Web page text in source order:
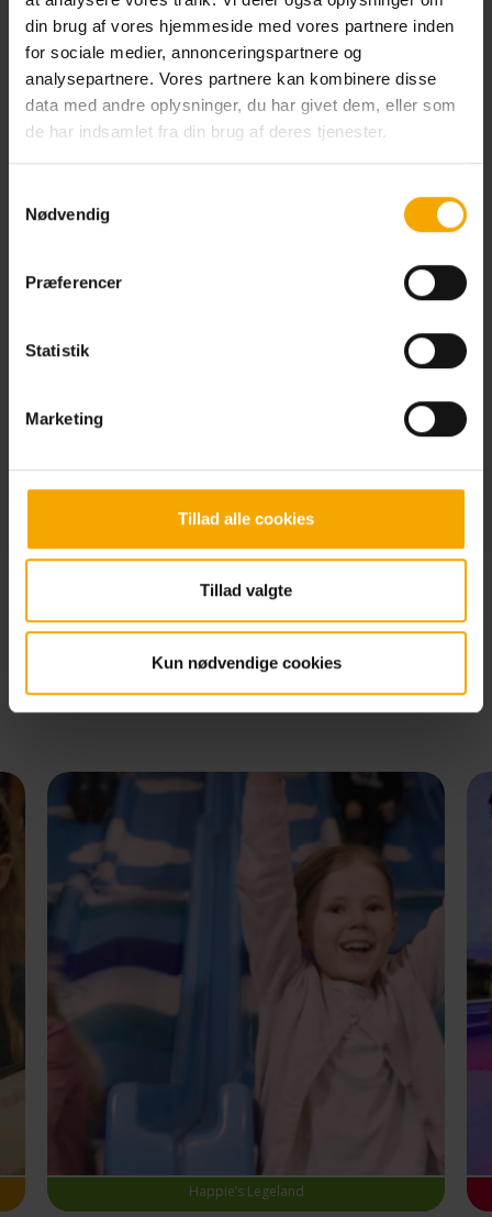
din brug af vores hjemmeside med vores partnere inden
for sociale medier, annonceringspartnere og
analysepartnere. Vores partnere kan kombinere disse
data med andre oplysninger, du har givet dem, eller som
de har indsamlet fra din brug af deres tjenester.
Nødvendig
Præferencer
Statistik
Marketing
Tillad alle cookies
Tillad valgte
Kun nødvendige cookies
Torsdag
kl. 12.00
Fredag
kl. 14.00
Lørdag
kl. 12.00
Søndag
kl. 10.00
Restaurant The Grill
Tirsdag
Søndag
Sjove forlystelser sammen
i Thisted
Happie’s Legeland